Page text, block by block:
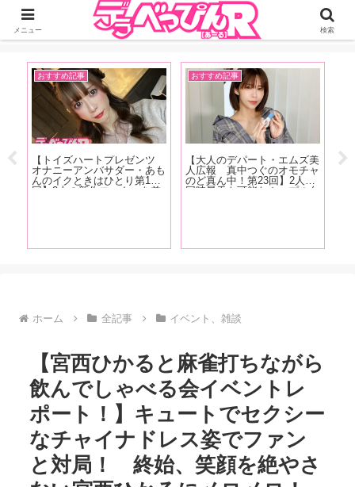
ジーオーティーが運営するちょっとHなニュースサイ。サイト内のリンクには
DMMアフィリエイトが含まれているものがあります
おすすめ記事
【トイズハートプレゼンツ
オナニーアンバサダー・あも
んのイクときはひとり第15
回】2本の新作ローターを差
おすすめ記事
【大人のデパート・エムズ美
人広報 真中つぐのオモチャ
のど真ん中！第23回】2人で
同時昇天も可能なカップル向
ホーム 全記事 イベント、雑談
【宮西ひかると麻雀打ちながら
飲んでしゃべる会イベントレ
ポート！】キュートでセクシー
なチャイナドレス姿でファン
と対局！ 終始、笑顔を絶やさ
メニュー 検索